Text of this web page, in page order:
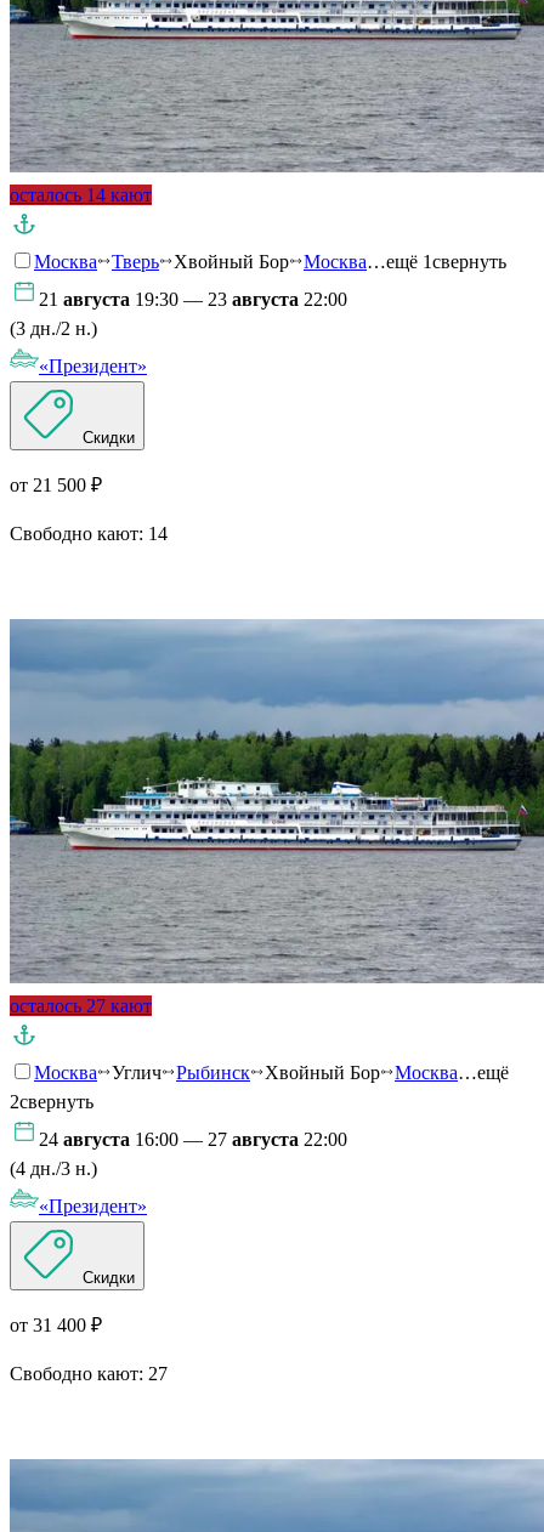
осталось 14 кают
Москва Тверь Хвойный Бор Москва…ещё 1свернуть
21 августа 19:30 — 23 августа 22:00
(3 дн./2 н.)
«Президент»
Скидки
от 21 500 ₽
Свободно кают: 14
осталось 27 кают
Москва Углич Рыбинск Хвойный Бор Москва…ещё
2свернуть
24 августа 16:00 — 27 августа 22:00
(4 дн./3 н.)
«Президент»
Скидки
от 31 400 ₽
Свободно кают: 27